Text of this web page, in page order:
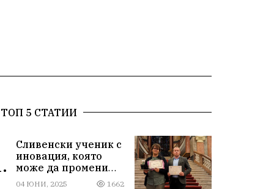
ТОП 5 СТАТИИ
Сливенски ученик с
иновация, която
може да промени
света!
04 ЮНИ, 2025 1662